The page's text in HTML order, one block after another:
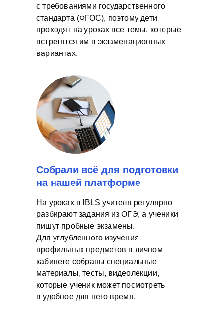
с требованиями государственного
стандарта (ФГОС), поэтому дети
проходят на уроках все темы, которые
встретятся им в экзаменационных
вариантах.
Собрали всё для подготовки
на нашей платформе
На уроках в IBLS учителя регулярно
разбирают задания из ОГЭ, а ученики
пишут пробные экзамены.
Для углубленного изучения
профильных предметов в личном
кабинете собраны специальные
материалы, тесты, видеолекции,
которые ученик может посмотреть
в удобное для него время.